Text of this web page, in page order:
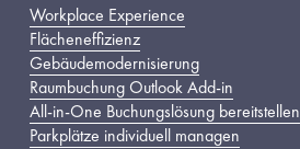
Workplace Experience
Flächeneffizienz
Gebäudemodernisierung
Raumbuchung Outlook Add-in
All-in-One Buchungslösung bereitstellen
Parkplätze individuell managen